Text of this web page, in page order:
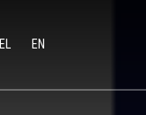
EL EN